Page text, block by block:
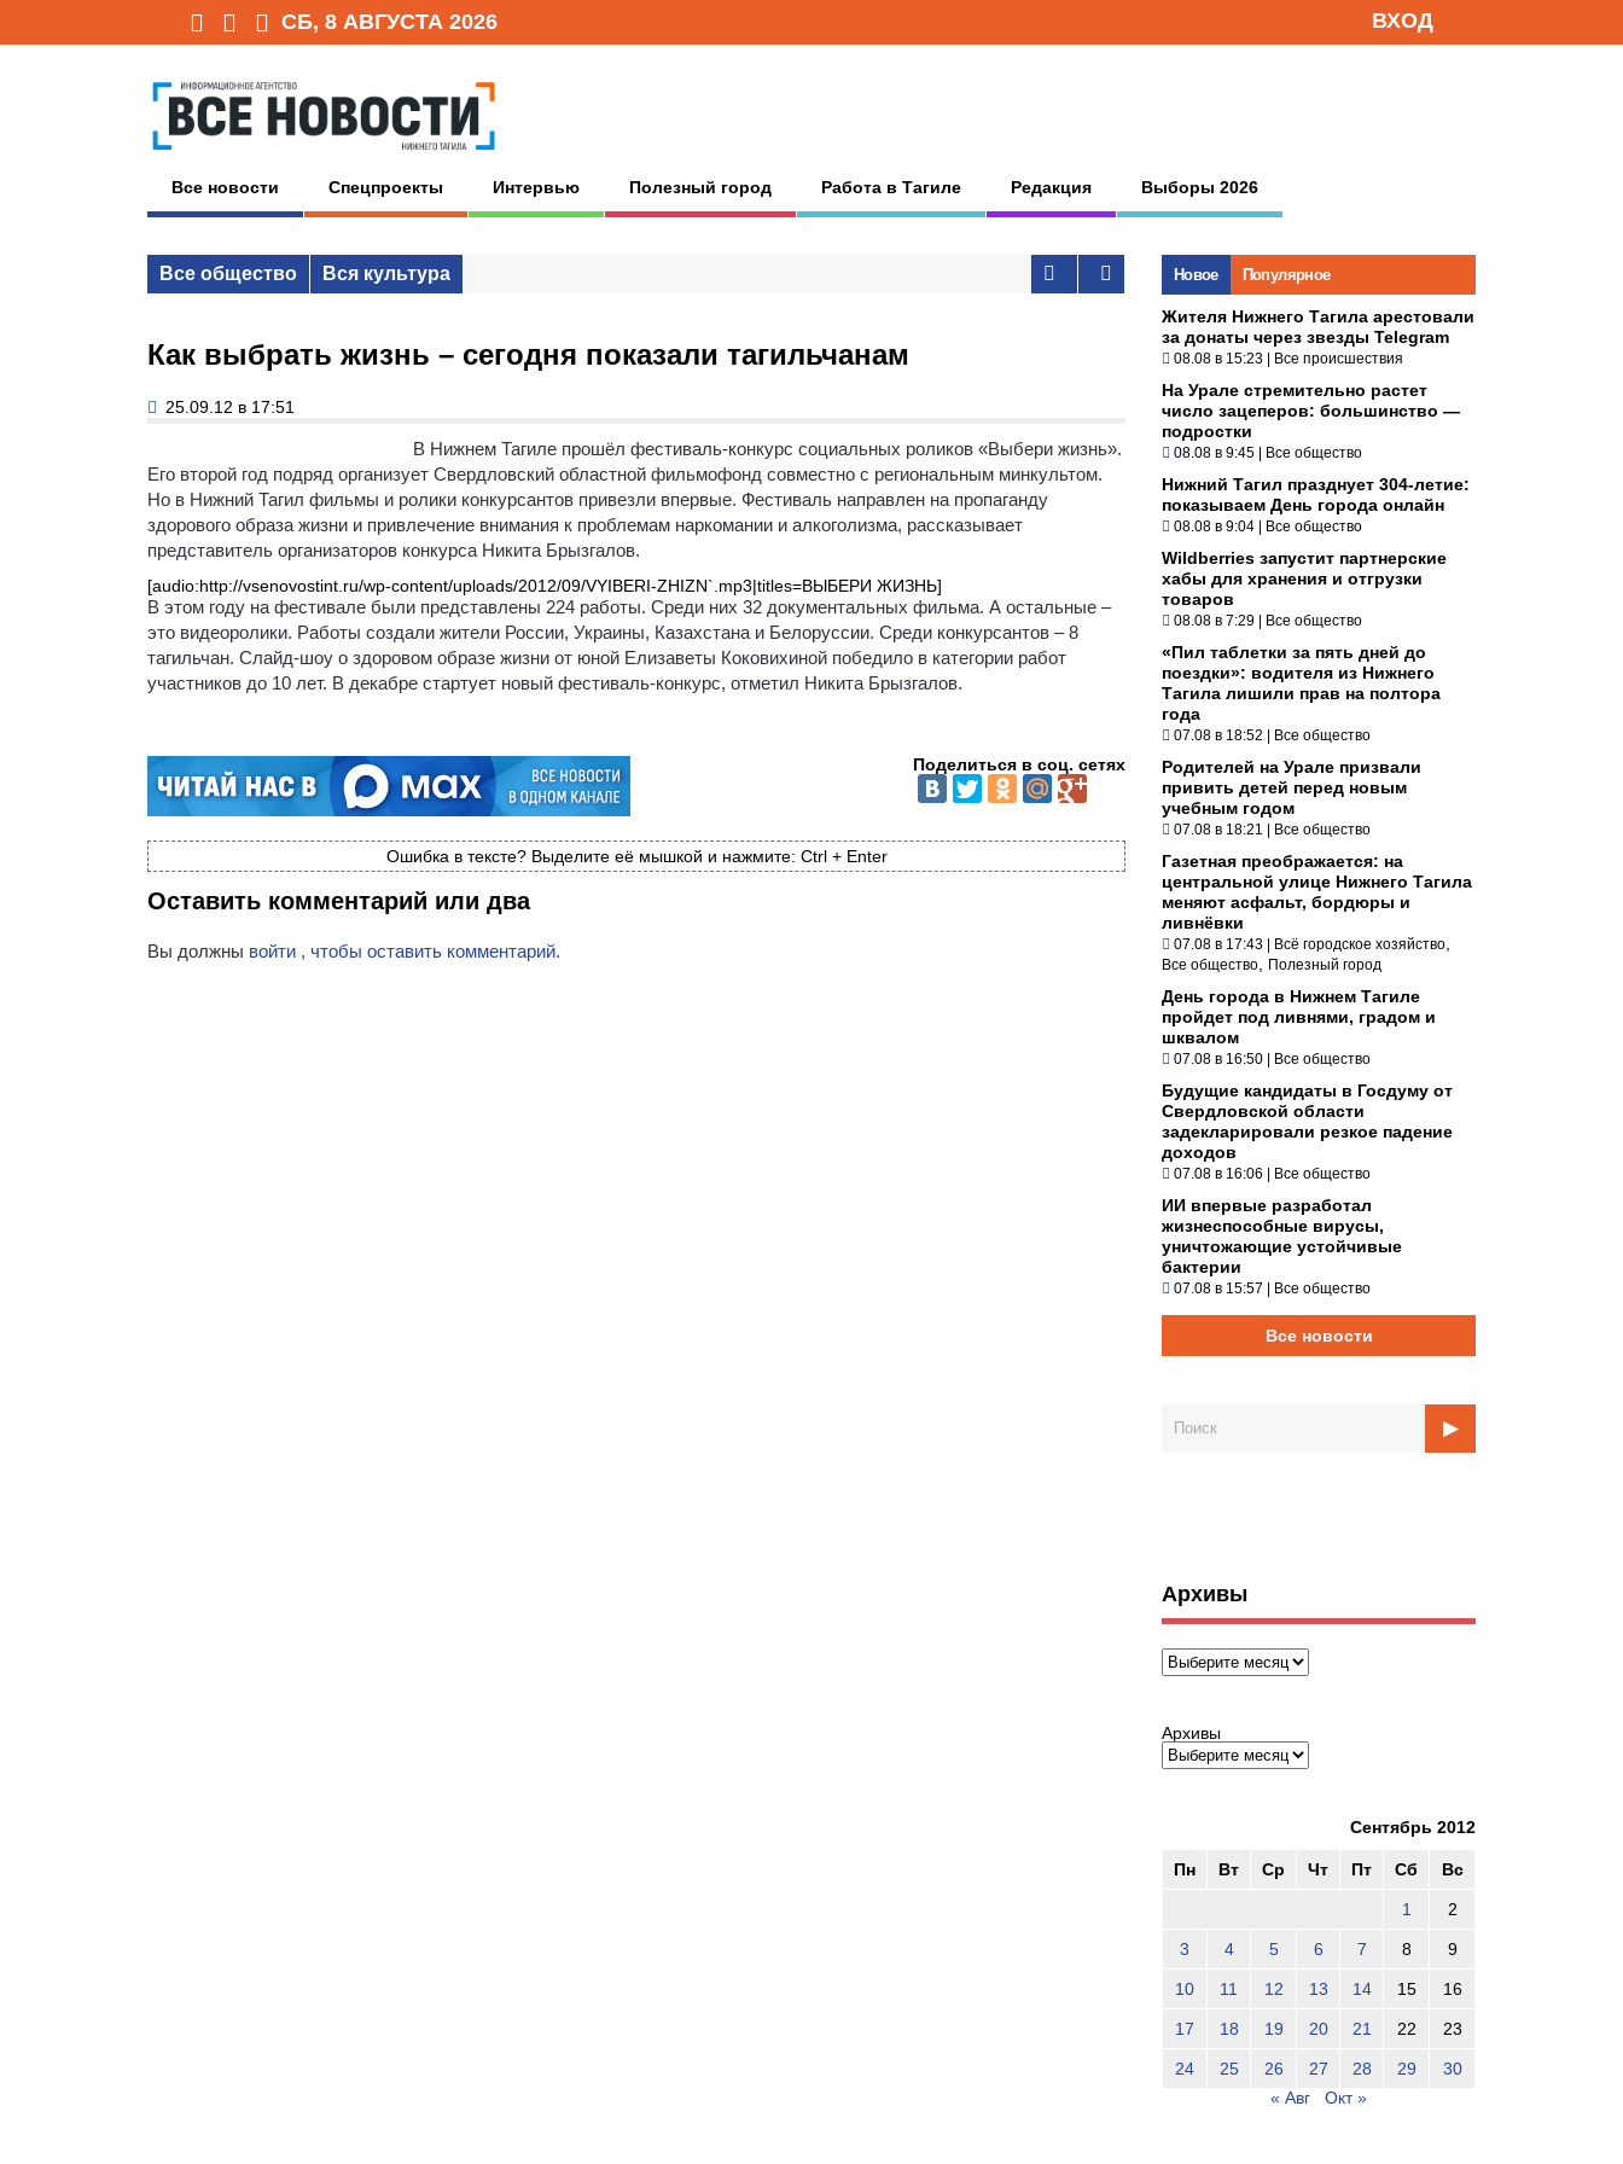
СБ, 8 АВГУСТА 2026 ВХОД
Все новости Спецпроекты Интервью Полезный город Работа в Тагиле Редакция Выборы 2026
Все общество Вся культура
Как выбрать жизнь – сегодня показали тагильчанам
25.09.12 в 17:51
В Нижнем Тагиле прошёл фестиваль-конкурс социальных роликов «Выбери жизнь».
Его второй год подряд организует Свердловский областной фильмофонд совместно с региональным минкультом.
Но в Нижний Тагил фильмы и ролики конкурсантов привезли впервые. Фестиваль направлен на пропаганду
здорового образа жизни и привлечение внимания к проблемам наркомании и алкоголизма, рассказывает
представитель организаторов конкурса Никита Брызгалов.
[audio:http://vsenovostint.ru/wp-content/uploads/2012/09/VYIBERI-ZHIZN`.mp3|titles=ВЫБЕРИ ЖИЗНЬ]
В этом году на фестивале были представлены 224 работы. Среди них 32 документальных фильма. А остальные –
это видеоролики. Работы создали жители России, Украины, Казахстана и Белоруссии. Среди конкурсантов – 8
тагильчан. Слайд-шоу о здоровом образе жизни от юной Елизаветы Коковихиной победило в категории работ
участников до 10 лет. В декабре стартует новый фестиваль-конкурс, отметил Никита Брызгалов.
Поделиться в соц. сетях
Ошибка в тексте? Выделите её мышкой и нажмите: Ctrl + Enter
Оставить комментарий или два
Вы должны войти , чтобы оставить комментарий.
Новое Популярное
Жителя Нижнего Тагила арестовали
за донаты через звезды Telegram
08.08 в 15:23 | Все происшествия
На Урале стремительно растет
число зацеперов: большинство —
подростки
08.08 в 9:45 | Все общество
Нижний Тагил празднует 304-летие:
показываем День города онлайн
08.08 в 9:04 | Все общество
Wildberries запустит партнерские
хабы для хранения и отгрузки
товаров
08.08 в 7:29 | Все общество
«Пил таблетки за пять дней до
поездки»: водителя из Нижнего
Тагила лишили прав на полтора
года
07.08 в 18:52 | Все общество
Родителей на Урале призвали
привить детей перед новым
учебным годом
07.08 в 18:21 | Все общество
Газетная преображается: на
центральной улице Нижнего Тагила
меняют асфальт, бордюры и
ливнёвки
07.08 в 17:43 | Всё городское хозяйство
Все общество Полезный город
День города в Нижнем Тагиле
пройдет под ливнями, градом и
шквалом
07.08 в 16:50 | Все общество
Будущие кандидаты в Госдуму от
Свердловской области
задекларировали резкое падение
доходов
07.08 в 16:06 | Все общество
ИИ впервые разработал
жизнеспособные вирусы,
уничтожающие устойчивые
бактерии
07.08 в 15:57 | Все общество
Все новости
Архивы
Архивы
Архивы
Сентябрь 2012
Пн Вт Ср Чт Пт Сб Вс
1 2
3 4 5 6 7 8 9
10 11 12 13 14 15 16
17 18 19 20 21 22 23
24 25 26 27 28 29
30
« Авг
Окт »